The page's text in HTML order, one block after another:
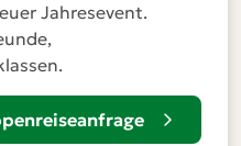
Jahresevent.